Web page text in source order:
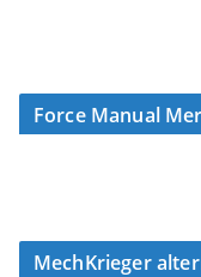
Force Manual
MechKrieger